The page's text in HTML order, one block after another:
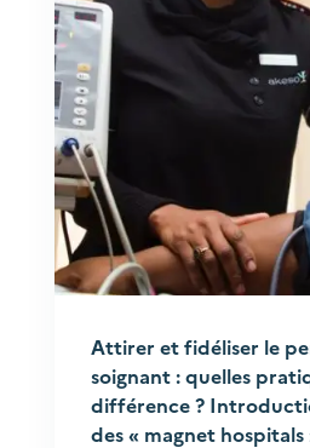
Attirer et fidéliser le
soignant : quelles
différence ?
des « magnet hospitals